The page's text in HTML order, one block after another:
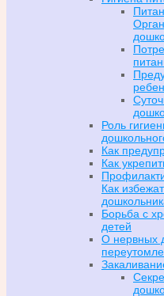
Роль
Как
Как
Как
Борьба с
детей
О нервных